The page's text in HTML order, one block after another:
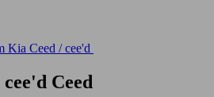
Kia Ceed / cee'd
Ceed